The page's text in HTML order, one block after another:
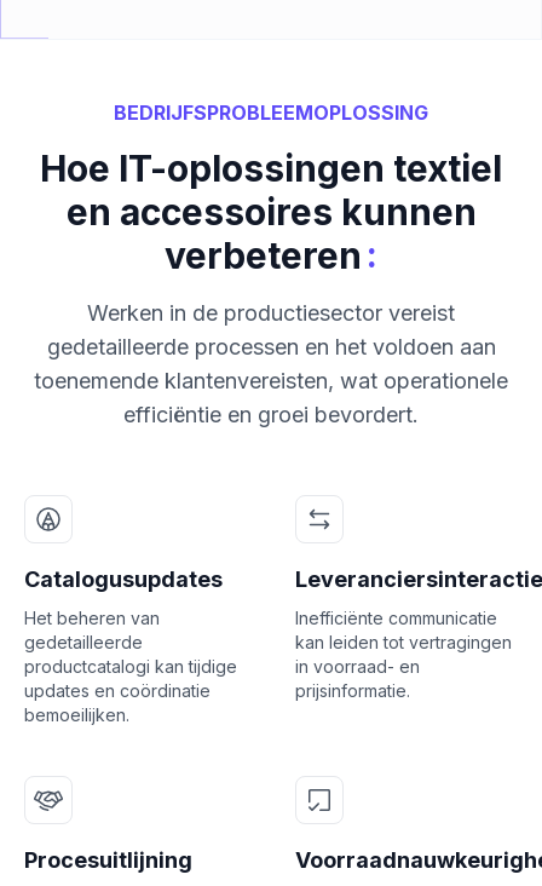
BEDRIJFSPROBLEEMOPLOSSING
Hoe IT-oplossingen textiel
en accessoires kunnen
verbeteren :
Werken in de productiesector vereist
gedetailleerde processen en het voldoen aan
toenemende klantenvereisten, wat operationele
efficiëntie en groei bevordert.
Catalogusupdates
Het beheren van
gedetailleerde
productcatalogi kan tijdige
updates en coördinatie
bemoeilijken.
Leveranciersinteractie
Inefficiënte communicatie
kan leiden tot vertragingen
in voorraad- en
prijsinformatie.
Procesuitlijning